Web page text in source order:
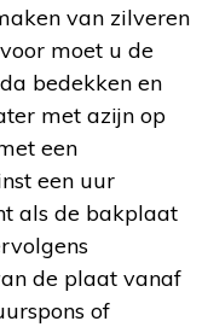
van zilveren
moet u de
bedekken en
met azijn op
een
een uur
als de bakplaat
de plaat vanaf
of